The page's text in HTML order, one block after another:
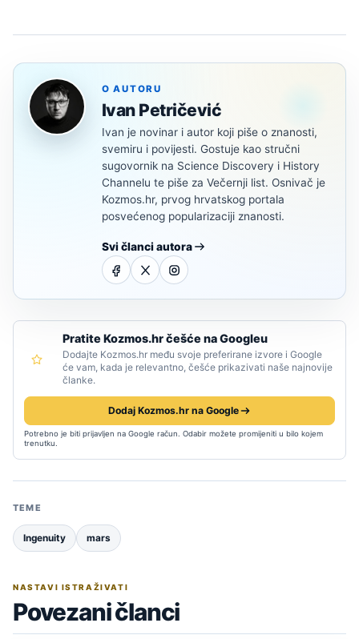
O AUTORU
Ivan Petričević
Ivan je novinar i autor koji piše o znanosti,
svemiru i povijesti. Gostuje kao stručni
sugovornik na Science Discovery i History
Channelu te piše za Večernji list. Osnivač je
Kozmos.hr, prvog hrvatskog portala
posvećenog popularizaciji znanosti.
Svi članci autora
Pratite Kozmos.hr češće na Googleu
Dodajte Kozmos.hr među svoje preferirane izvore i Google
će vam, kada je relevantno, češće prikazivati naše najnovije
članke.
Dodaj Kozmos.hr na Google
Potrebno je biti prijavljen na Google račun. Odabir možete promijeniti u bilo kojem
trenutku.
TEME
Ingenuity mars
NASTAVI ISTRAŽIVATI
Povezani članci